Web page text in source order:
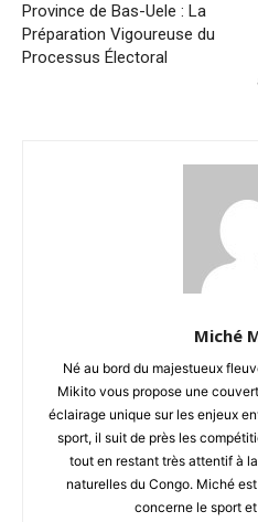
Province de Bas-Uele : La
Préparation Vigoureuse du
Processus Électoral
Miché
Né au bord du majestueux
Mikito vous propose une
éclairage unique sur les enjeux
sport, il suit de près les
tout en restant très attentif à
naturelles du Congo. Miché
concerne le sport et